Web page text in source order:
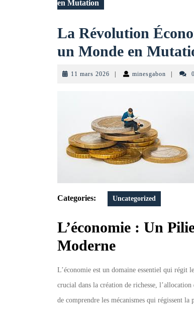
en Mutation
La Révolution
un Monde en
11 mars 2026 11
minesgabon
Categories: Uncategorized
L’économie : Un
Moderne
L’économie est un domaine essentiel qui régit
crucial dans la création de richesse, l’allocation
de comprendre les mécanismes qui régissent